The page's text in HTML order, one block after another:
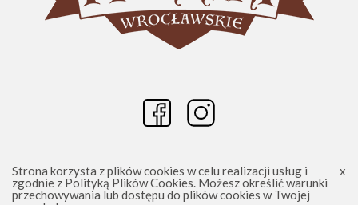
Strona korzysta z plików cookies w celu realizacji usług i
zgodnie z Polityką Plików Cookies. Możesz określić warunki
przechowywania lub dostępu do plików cookies w Twojej